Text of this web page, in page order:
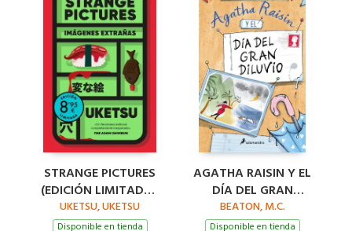
STRANGE PICTURES
(EDICIÓN LIMITADA ·
VERANO)
UKETSU, UKETSU
Disponible en tienda
AGATHA RAISIN Y EL
DÍA DEL GRAN
DILUVIO (AGATHA
RAISIN 12)
BEATON, M.C.
Disponible en tienda